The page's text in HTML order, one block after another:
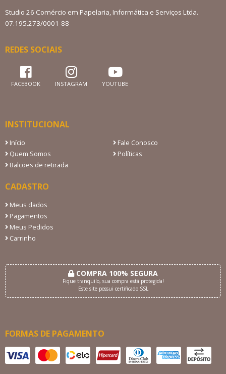
Studio 26 Comércio em Papelaria, Informática e Serviços Ltda.
07.195.273/0001-88
REDES SOCIAIS
FACEBOOK INSTAGRAM YOUTUBE
INSTITUCIONAL
Início
Fale Conosco
Quem Somos
Políticas
Balcões de retirada
CADASTRO
Meus dados
Pagamentos
Meus Pedidos
Carrinho
COMPRA 100% SEGURA
Fique tranquilo, sua compra está protegida!
Este site possui certificado SSL
FORMAS DE PAGAMENTO